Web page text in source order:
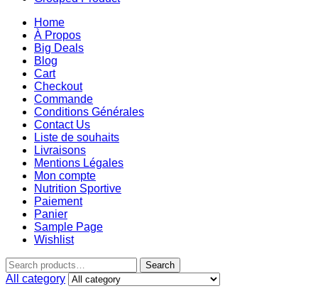
Home
À Propos
Big Deals
Blog
Cart
Checkout
Commande
Conditions Générales
Contact Us
Liste de souhaits
Livraisons
Mentions Légales
Mon compte
Nutrition Sportive
Paiement
Panier
Sample Page
Wishlist
Search
All category